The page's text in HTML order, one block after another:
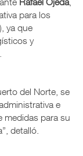
para los
ya que
y
del Norte, se
e
medidas para su
detalló.